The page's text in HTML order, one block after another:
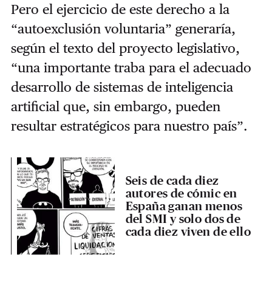
Pero el ejercicio de este derecho a la
“autoexclusión voluntaria” generaría,
según el texto del proyecto legislativo,
“una importante traba para el adecuado
desarrollo de sistemas de inteligencia
artificial que, sin embargo, pueden
resultar estratégicos para nuestro país”.
Seis de cada diez
autores de cómic en
España ganan menos
del SMI y solo dos de
cada diez viven de ello